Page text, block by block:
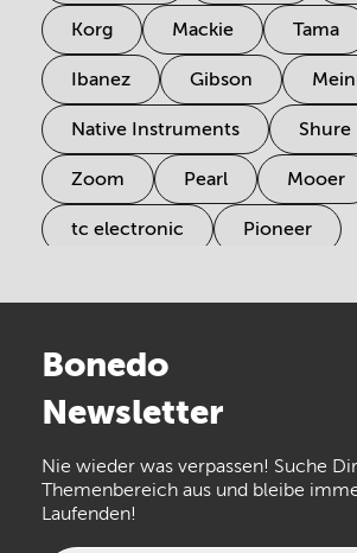
Korg Mackie Tama
Ibanez Gibson
Native Instruments Shure
Zoom Pearl Mooer
tc electronic Pioneer
Arturia
the t.bone
Walrus Audio Epiphone
Bonedo
Newsletter
Nie wieder was verpassen! Suche
Themenbereich aus und bleibe
Laufenden!